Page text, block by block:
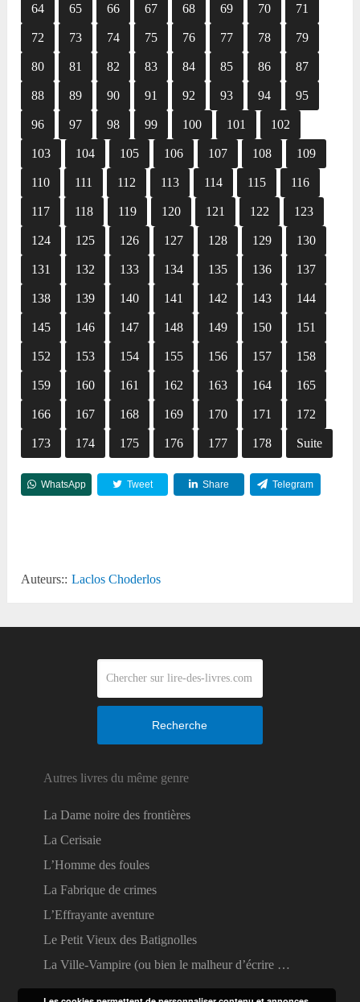
64 65 66 67 68 69 70 71
72 73 74 75 76 77 78 79
80 81 82 83 84 85 86 87
88 89 90 91 92 93 94 95
96 97 98 99 100 101 102
103 104 105 106 107 108 109
110 111 112 113 114 115 116
117 118 119 120 121 122 123
124 125 126 127 128 129 130
131 132 133 134 135 136 137
138 139 140 141 142 143 144
145 146 147 148 149 150 151
152 153 154 155 156 157 158
159 160 161 162 163 164 165
166 167 168 169 170 171 172
173 174 175 176 177 178 Suite
WhatsApp Tweet Share Telegram
Auteurs:: Laclos Choderlos
Recherche
Autres livres du même genre
La Dame noire des frontières
La Cerisaie
L’Homme des foules
La Fabrique de crimes
L’Effrayante aventure
Le Petit Vieux des Batignolles
La Ville-Vampire (ou bien le malheur d’écrire …